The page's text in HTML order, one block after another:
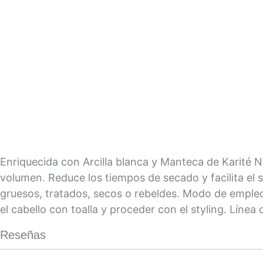
de
imágenes
Enriquecida con Arcilla blanca y Manteca de Karité
volumen. Reduce los tiempos de secado y facilita
gruesos, tratados, secos o rebeldes. Modo de
el cabello con toalla y proceder con el styling. Línea
Reseñas